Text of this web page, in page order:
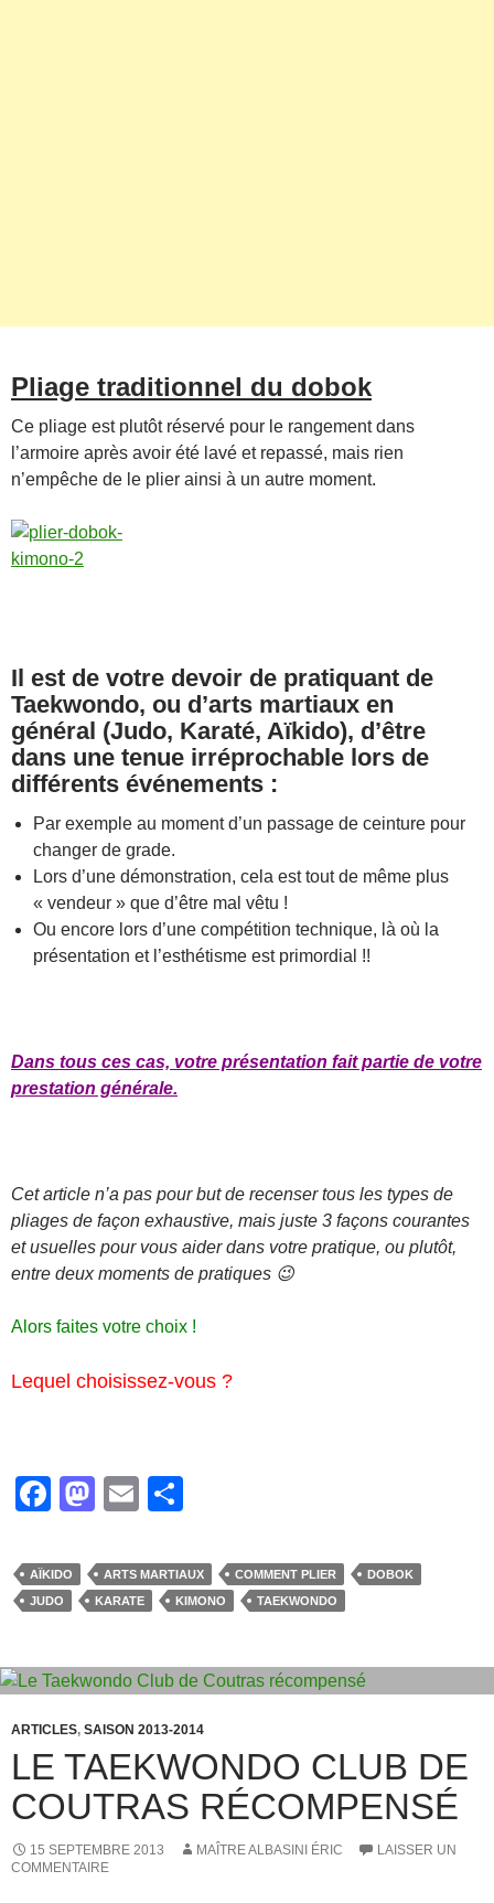
Pliage traditionnel du dobok
Ce pliage est plutôt réservé pour le rangement dans
l’armoire après avoir été lavé et repassé, mais rien
n’empêche de le plier ainsi à un autre moment.
Il est de votre devoir de pratiquant de
Taekwondo, ou d’arts martiaux en
général (Judo, Karaté, Aïkido), d’être
dans une tenue irréprochable lors de
différents événements :
Par exemple au moment d’un passage de ceinture pour
changer de grade.
Lors d’une démonstration, cela est tout de même plus
« vendeur » que d’être mal vêtu !
Ou encore lors d’une compétition technique, là où la
présentation et l’esthétisme est primordial !!
Dans tous ces cas, votre présentation fait partie de votre
prestation générale.
Cet article n’a pas pour but de recenser tous les types de
pliages de façon exhaustive, mais juste 3 façons courantes
et usuelles pour vous aider dans votre pratique, ou plutôt,
entre deux moments de pratiques 😉
Alors faites votre choix !
Lequel choisissez-vous ?
F
c
e
o
o
k
M
st
o
o
n
E
ail ta
g
AÏKIDO ARTS MARTIAUX COMMENT PLIER
DOBOK
JUDO
KARATE KIMONO TAEKWONDO
ARTICLES, SAISON 2013-2014
LE TAEKWONDO CLUB DE
COUTRAS RÉCOMPENSÉ
15 SEPTEMBRE 2013 MAÎTRE ALBASINI ÉRIC
LAISSER UN
COMMENTAIRE